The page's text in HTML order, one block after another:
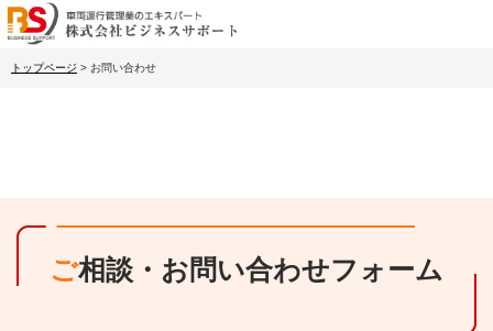
トップページ > お問い合わせ
ご相談・お問い合わせフォーム